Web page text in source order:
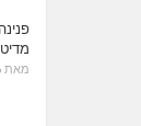
מאת 6